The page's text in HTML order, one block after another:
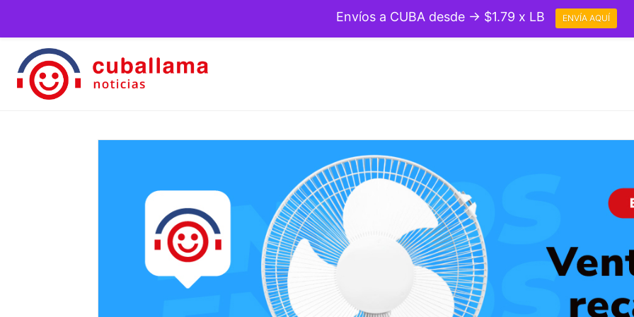
Envíos a CUBA desde → $1.79 x LB ENVÍA AQUÍ